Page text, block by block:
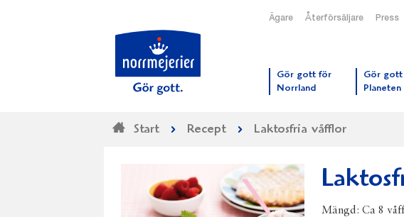
Ägare Återförsäljare Press
Gör gott för
Norrland
Gör
Planeten
Start Recept Laktosfria våfflor
Mängd:Ca 8